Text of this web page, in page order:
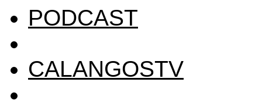
PODCAST
CALANGOSTV